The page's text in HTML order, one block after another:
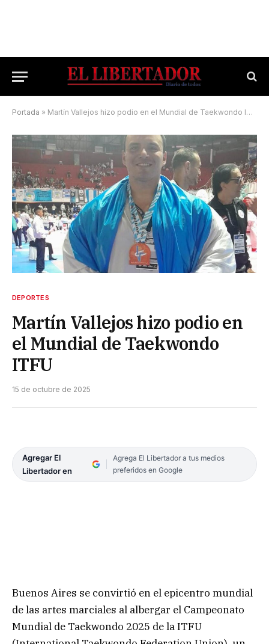
Portada » Martín Vallejos hizo podio en el Mundial de Taekwondo ITFU
DEPORTES
Martín Vallejos hizo podio en
el Mundial de Taekwondo
ITFU
15 de octubre de 2025
Agregar El
Libertador en
Agrega El Libertador a tus medios
preferidos en Google
Buenos Aires se convirtió en el epicentro mundial
de las artes marciales al albergar el Campeonato
Mundial de Taekwondo 2025 de la ITFU